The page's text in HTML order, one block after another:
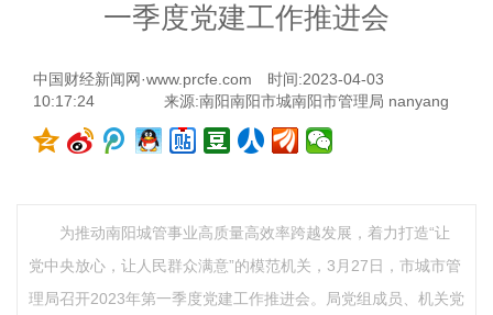
一季度党建工作推进会
中国财经新闻网·www.prcfe.com
时间:2023-04-03
10:17:24
来源:南阳南阳市城南阳市管理局 nanyang
为推动南阳城管事业高质量高效率跨越发展，着力打造“让
党中央放心，让人民群众满意”的模范机关，3月27日，市城市管
理局召开2023年第一季度党建工作推进会。局党组成员、机关党